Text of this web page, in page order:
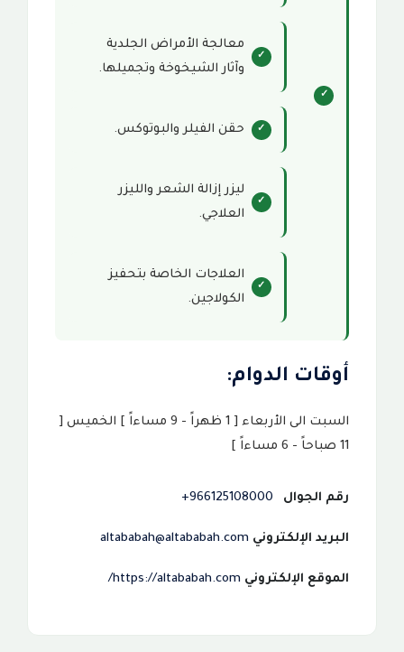
معالجة الأمراض الجلدية
وآثار الشيخوخة وتجميلها.
حقن الفيلر والبوتوكس.
ليزر إزالة الشعر والليزر
العلاجي.
العلاجات الخاصة بتحفيز
الكولاجين.
أوقات الدوام:
السبت الى الأربعاء [ 1 ظهراً - 9 مساءاً ] الخميس [
11 صباحاً - 6 مساءاً ]
رقم الجوال 966125108000+
البريد الإلكتروني altababah@altababah.com
الموقع الإلكتروني https://altababah.com/